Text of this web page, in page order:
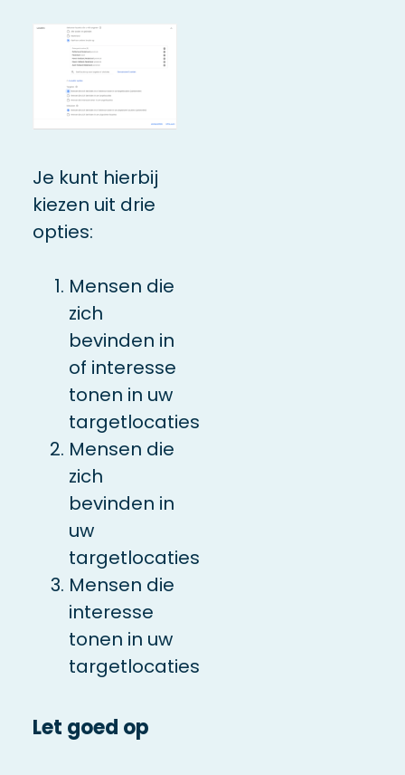
Je kunt hierbij
kiezen uit drie
opties:
Mensen die
zich
bevinden in
of interesse
tonen in uw
targetlocaties
Mensen die
zich
bevinden in
uw
targetlocaties
Mensen die
interesse
tonen in uw
targetlocaties
Let goed op